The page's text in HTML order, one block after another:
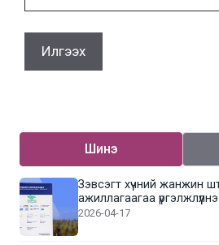
Шинэ
Зэвсэгт хүчний жанжин
ажиллагаагаа үргэлжлүүлнэ
2026-04-17